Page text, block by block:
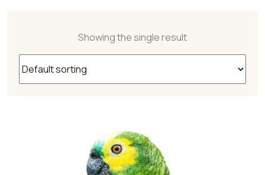
Showing the single result